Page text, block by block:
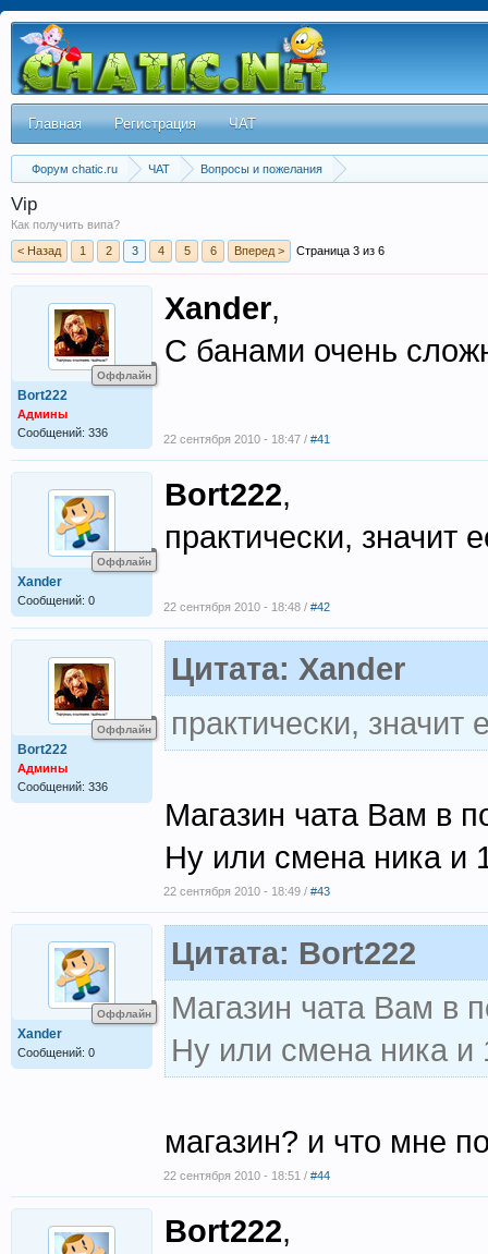
Главная Регистрация ЧАТ
Форум chatic.ru ЧАТ Вопросы и пожелания
Vip
Как получить випа?
< Назад
1 2 3 4 5 6 Вперед > Страница 3 из 6
Оффлайн
Bort222
Админы
Сообщений: 336
Xander,
С банами очень
22 сентября 2010 - 18:47 / #41
Оффлайн
Xander
Сообщений: 0
Bort222,
практически, значит
22 сентября 2010 - 18:48 / #42
Оффлайн
Bort222
Админы
Сообщений: 336
Цитата: Xander
практически,
Магазин чата Вам в
Ну или смена ника и
22 сентября 2010 - 18:49 / #43
Оффлайн
Xander
Сообщений: 0
Цитата: Bort222
Магазин чата Вам в
Ну или смена ника и
магазин? и что мне
22 сентября 2010 - 18:51 / #44
Bort222,